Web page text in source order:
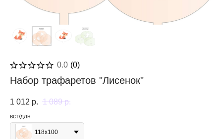
0.0 (0)
Набор трафаретов "Лисенок"
1 012 р. 1 089 р.
вст/длн
118х100